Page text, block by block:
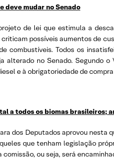
deve mudar no Senado
de lei que estimula a
possíveis aumentos de
combustíveis. Todos os
alterado no Senado. Segundo
e à obrigatoriedade de
a todos os biomas brasileiros;
dos Deputados aprovou
que tenham legislação
ou seja, será